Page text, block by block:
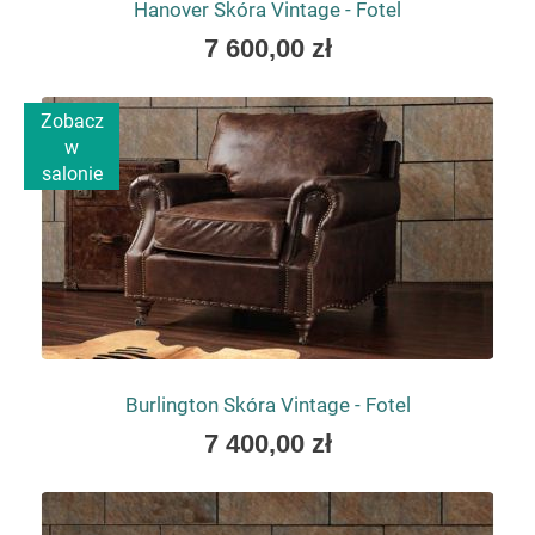
Hanover Skóra Vintage - Fotel
As
as
7 600,00 zł
Zobacz
w
salonie
Burlington Skóra Vintage - Fotel
As
as
7 400,00 zł